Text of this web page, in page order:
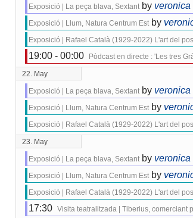
Exposició | La peça blava, Sextant by veronica
Exposició | Llum, Natura Centrum Est by
Exposició | Rafael Català (1929-2022) L'art del
19:00 - 00:00
Pòdcast en directe : 'Les tres
22. May
Exposició | La peça blava, Sextant by veronica
Exposició | Llum, Natura Centrum Est by
Exposició | Rafael Català (1929-2022) L'art del
23. May
Exposició | La peça blava, Sextant by veronica
Exposició | Llum, Natura Centrum Est by
Exposició | Rafael Català (1929-2022) L'art del
17:30 Visita teatralitzada | Tiberius, comerciant